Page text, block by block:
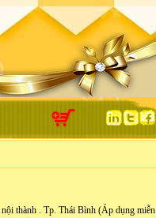
thành . Tp. Thái Bình (Áp dụng miễn